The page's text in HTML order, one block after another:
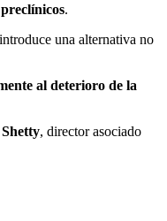
.
una alternativa no
al deterioro de la
, director asociado